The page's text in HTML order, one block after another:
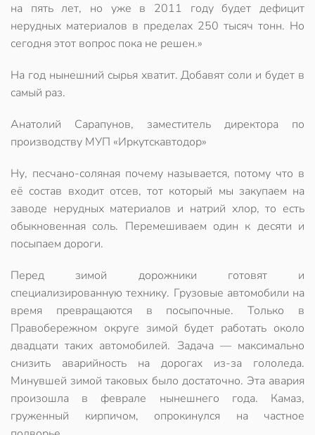
на пять лет, но уже в 2011 году будет дефицит
нерудных материалов в пределах 250 тысяч тонн. Но
сегодня этот вопрос пока не решен.»
На год нынешний сырья хватит. Добавят соли и будет в
самый раз.
Анатолий Сарапунов, заместитель директора по
производству МУП «Иркутскавтодор»
Ну, песчано-соляная почему называется, потому что в
её состав входит отсев, тот который мы закупаем на
заводе нерудных материалов и натрий хлор, то есть
обыкновенная соль. Перемешиваем один к десяти и
посыпаем дороги.
Перед зимой дорожники готовят и
специализированную технику. Грузовые автомобили на
время превращаются в посыпочные. Только в
Правобережном округе зимой будет работать около
двадцати таких автомобилей. Задача — максимально
снизить аварийность на дорогах из-за гололеда.
Минувшей зимой таковых было достаточно. Эта авария
произошла в феврале нынешнего года. Камаз,
груженный кирпичом, опрокинулся на частное